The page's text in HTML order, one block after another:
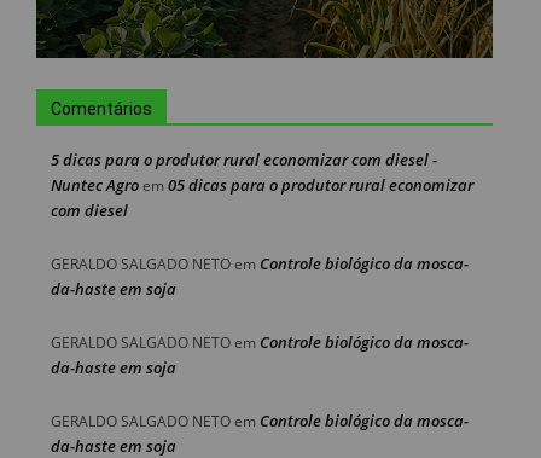
Comentários
5 dicas para o produtor rural economizar com diesel -
Nuntec Agroem 05 dicas para o produtor rural economizar
com diesel
GERALDO SALGADO NETOem Controle biológico da mosca-
da-haste em soja
GERALDO SALGADO NETOem Controle biológico da mosca-
da-haste em soja
GERALDO SALGADO NETOem Controle biológico da mosca-
da-haste em soja